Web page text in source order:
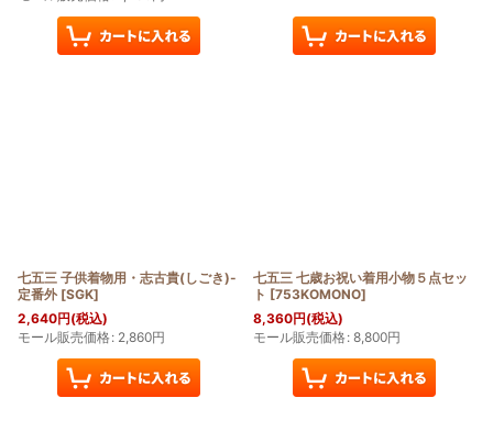
七五三 子供着物用・志古貴(しごき)-
定番外 [SGK]
2,640円(税込)
モール販売価格: 2,860円
七五三 七歳お祝い着用小物５点セッ
ト [753KOMONO]
8,360円(税込)
モール販売価格: 8,800円